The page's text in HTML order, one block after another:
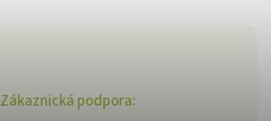
Zákaznická podpora: